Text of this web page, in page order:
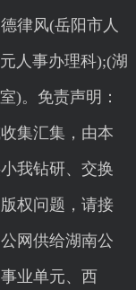
律风(岳阳市人
人事办理科);(湖
)。免责声明：
集汇集，由本
我钻研、交换
权问题，请接
网供给湖南公
业单元、西